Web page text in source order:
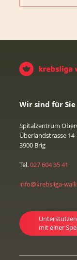
Wir sind für Sie
Spitalzentrum
Überlandstrasse 14
3900 Brig
Tel.027 604 35 41
info@krebsliga-
mit einer